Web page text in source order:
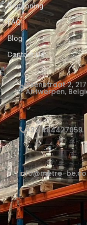
Verfkoning
FAQ
Blog
Contact Us
Elsenstraat 2,
Antwerpen,
+32 484427059
info@metro-